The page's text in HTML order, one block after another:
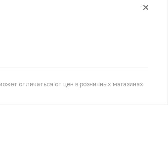
отличаться от цен в розничных магазинах